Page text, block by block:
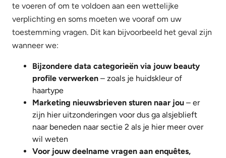
te voeren of om te voldoen aan een wettelijke
verplichting en soms moeten we vooraf om uw
toestemming vragen. Dit kan bijvoorbeeld het geval zijn
wanneer we:
Bijzondere data categorieën via jouw beauty
profile verwerken – zoals je huidskleur of
haartype
Marketing nieuwsbrieven sturen naar jou – er
zijn hier uitzonderingen voor dus ga alsjeblieft
naar beneden naar sectie 2 als je hier meer over
wil weten
Voor jouw deelname vragen aan enquêtes,